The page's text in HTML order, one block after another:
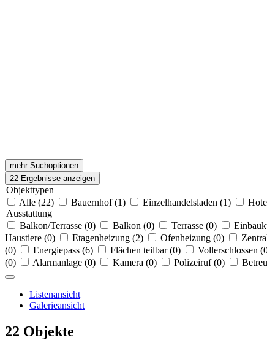
mehr Suchoptionen
22 Ergebnisse anzeigen
Objekttypen
Alle (22)
Bauernhof (1) Einzelhandelsladen (1)
Ausstattung
Balkon/Terrasse (0)
Balkon (0) Terrasse (0)
Haustiere (0)
Etagenheizung (2) Ofenheizung (0)
(0)
Energiepass (6) Flächen teilbar (0) Vollerschlossen
(0)
Alarmanlage (0) Kamera (0) Polizeiruf (0)
Listenansicht
Galerieansicht
22 Objekte